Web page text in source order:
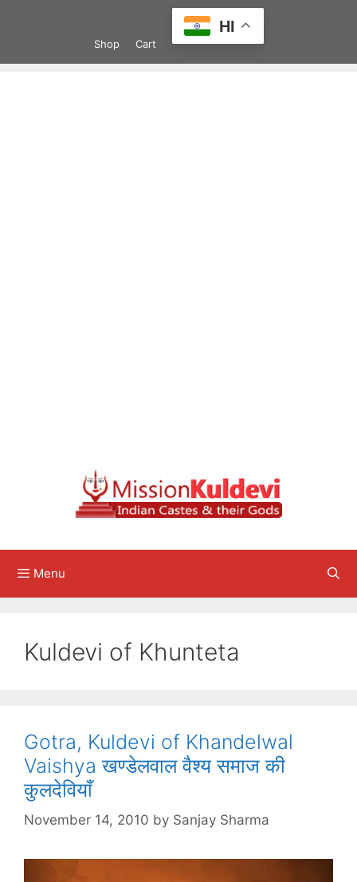
Shop Cart
HI
Menu
Kuldevi of Khunteta
Gotra, Kuldevi of Khandelwal
Vaishya खण्डेलवाल वैश्य समाज की
कुलदेवियाँ
November 14, 2010 by Sanjay Sharma